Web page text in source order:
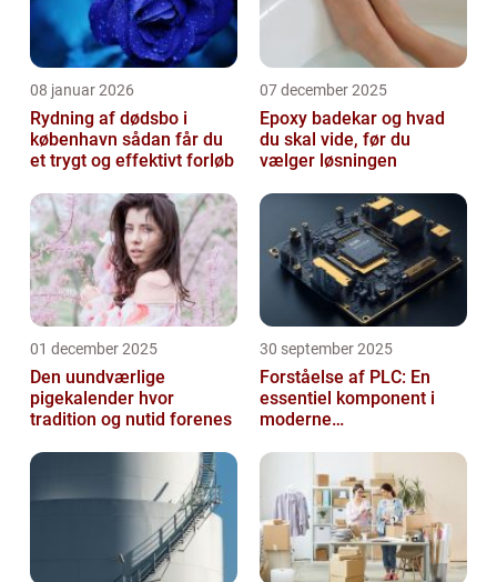
08 januar 2026
Rydning af dødsbo i
københavn sådan får du
et trygt og effektivt forløb
07 december 2025
Epoxy badekar og hvad
du skal vide, før du
vælger løsningen
01 december 2025
Den uundværlige
pigekalender hvor
tradition og nutid forenes
30 september 2025
Forståelse af PLC: En
essentiel komponent i
moderne